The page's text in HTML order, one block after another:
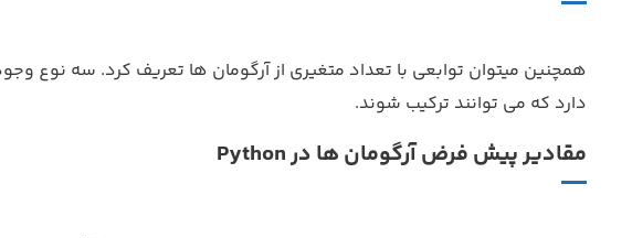
همچنین میتوان توابعی با تعداد متغیری از آرگومان ها تعریف کرد. سه نوع
دارد که می توانند ترکیب شوند.
مقادیر پیش فرض آرگومان ها در Python